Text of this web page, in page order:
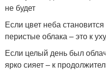
не будет
Если цвет неба
перистые облака – это к
Если целый день был
ярко сияет – к